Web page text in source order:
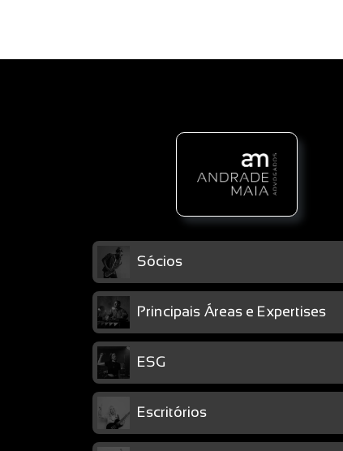
Sócios
Principais Áreas e Expertises
ESG
Escritórios